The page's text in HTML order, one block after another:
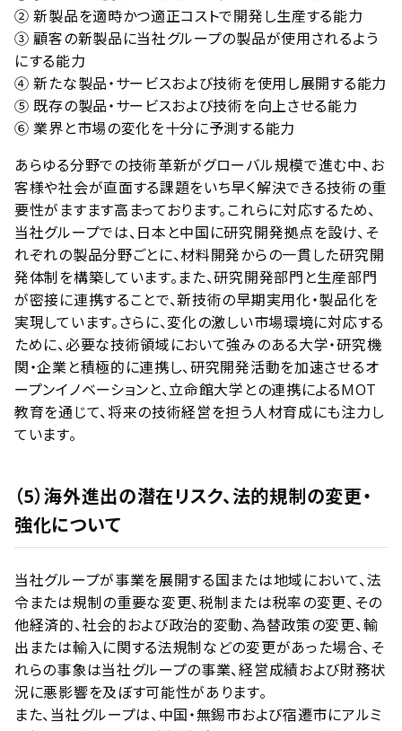
② 新製品を適時かつ適正コストで開発し生産する能力
③ 顧客の新製品に当社グループの製品が使用されるよう
にする能力
④ 新たな製品・サービスおよび技術を使用し展開する能力
⑤ 既存の製品・サービスおよび技術を向上させる能力
⑥ 業界と市場の変化を十分に予測する能力
あらゆる分野での技術革新がグローバル規模で進む中、お
客様や社会が直面する課題をいち早く解決できる技術の重
要性がますます高まっております。これらに対応するため、
当社グループでは、日本と中国に研究開発拠点を設け、そ
れぞれの製品分野ごとに、材料開発からの一貫した研究開
発体制を構築しています。また、研究開発部門と生産部門
が密接に連携することで、新技術の早期実用化・製品化を
実現しています。さらに、変化の激しい市場環境に対応する
ために、必要な技術領域において強みのある大学・研究機
関・企業と積極的に連携し、研究開発活動を加速させるオ
ープンイノベーションと、立命館大学との連携によるMOT
教育を通じて、将来の技術経営を担う人材育成にも注力し
ています。
（5）海外進出の潜在リスク、法的規制の変更・
強化について
当社グループが事業を展開する国または地域において、法
令または規制の重要な変更、税制または税率の変更、その
他経済的、社会的および政治的変動、為替政策の変更、輸
出または輸入に関する法規制などの変更があった場合、そ
れらの事象は当社グループの事業、経営成績および財務状
況に悪影響を及ぼす可能性があります。
また、当社グループは、中国・無錫市および宿遷市にアルミ